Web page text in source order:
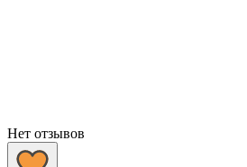
Нет отзывов